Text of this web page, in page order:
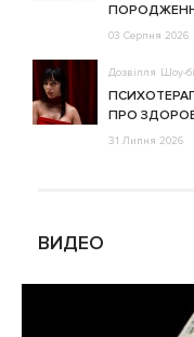
03 Серпня 2026
Дозвілля Шоу-
ПРО
31 Липня 2026
ВИДЕО